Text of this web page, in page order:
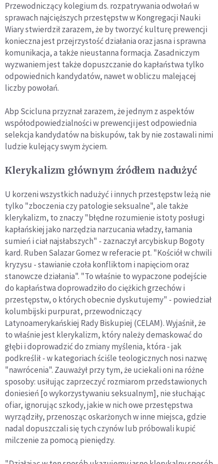
Przewodniczący kolegium ds. rozpatrywania odwołań w
sprawach najcięższych przestępstw w Kongregacji Nauki
Wiary stwierdził zarazem, że by tworzyć kulturę prewencji
konieczna jest przejrzystość działania oraz jasna i sprawna
komunikacja, a także nieustanna formacja. Zasadniczym
wyzwaniem jest także dopuszczanie do kapłaństwa tylko
odpowiednich kandydatów, nawet w obliczu malejącej
liczby powołań.
Abp Scicluna przyznał zarazem, że jednym z aspektów
współodpowiedzialności w prewencji jest odpowiednia
selekcja kandydatów na biskupów, tak by nie zostawali nimi
ludzie kulejący swym życiem.
Klerykalizm głównym źródłem nadużyć
U korzeni wszystkich nadużyć i innych przestępstw leżą nie
tylko "zboczenia czy patologie seksualne", ale także
klerykalizm, to znaczy "błędne rozumienie istoty posługi
kapłańskiej jako narzędzia narzucania władzy, łamania
sumień i ciał najsłabszych" - zaznaczył arcybiskup Bogoty
kard. Ruben Salazar Gomez w referacie pt. "Kościół w chwili
kryzysu - stawianie czoła konfliktom i napięciom oraz
stanowcze działania". "To właśnie to wypaczone podejście
do kapłaństwa doprowadziło do ciężkich grzechów i
przestępstw, o których obecnie dyskutujemy" - powiedział
kolumbijski purpurat, przewodniczący
Latynoamerykańskiej Rady Biskupiej (CELAM). Wyjaśnił, że
to właśnie jest klerykalizm, który należy demaskować do
głębi i doprowadzić do zmiany myślenia, która - jak
podkreślił - w kategoriach ściśle teologicznych nosi nazwę
"nawrócenia". Zauważył przy tym, że uciekali oni na różne
sposoby: usiłując zaprzeczyć rozmiarom przedstawionych
doniesień [o wykorzystywaniu seksualnym], nie słuchając
ofiar, ignorując szkody, jakie w nich owe przestępstwa
wyrządziły, przenosząc oskarżonych w inne miejsca, gdzie
nadal dopuszczali się tych czynów lub próbowali kupić
milczenie za pomocą pieniędzy.